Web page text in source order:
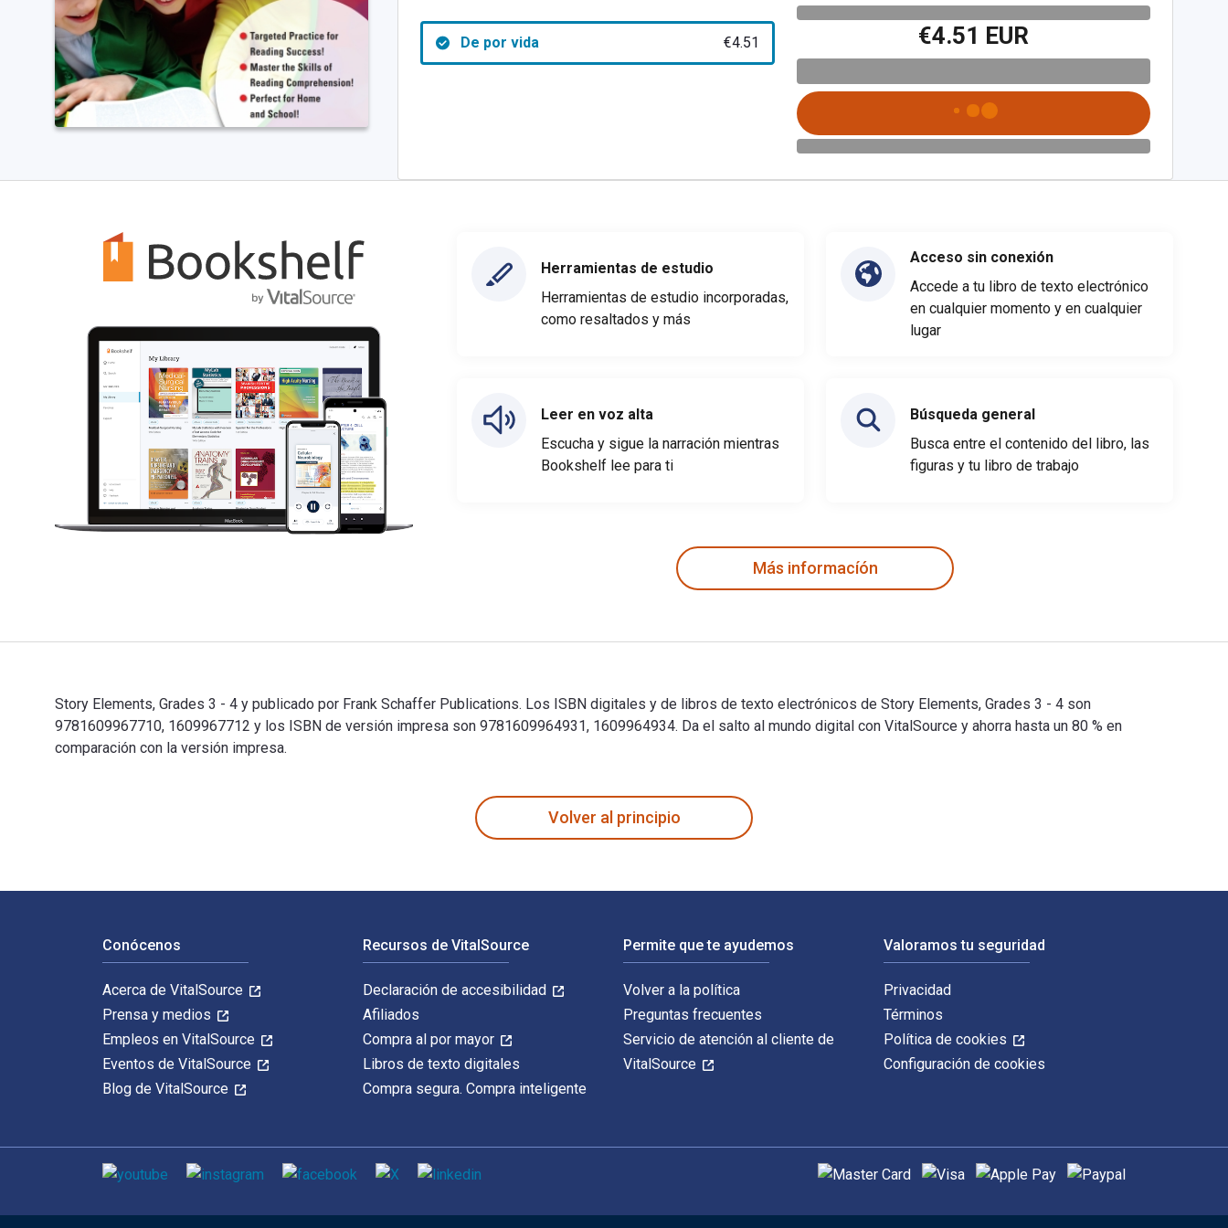
De por vida €4.51 €4.51 EUR
Herramientas de estudio
Herramientas de estudio incorporadas,
como resaltados y más
Leer en voz alta
Escucha y sigue la narración mientras
Bookshelf lee para ti
Acceso sin conexión
Accede a tu libro de texto electrónico
en cualquier momento y en cualquier
lugar
Búsqueda general
Busca entre el contenido del libro, las
figuras y tu libro de trabajo
Más informacíón
Story Elements, Grades 3 - 4 y publicado por Frank Schaffer Publications. Los ISBN digitales y de libros de texto electrónicos de Story Elements, Grades 3 - 4 son
9781609967710, 1609967712 y los ISBN de versión impresa son 9781609964931, 1609964934. Da el salto al mundo digital con VitalSource y ahorra hasta un 80 % en
comparación con la versión impresa.
Volver al principio
Conócenos
Acerca de VitalSource
Prensa y medios
Empleos en VitalSource
Eventos de VitalSource
Blog de VitalSource
Recursos de VitalSource
Declaración de accesibilidad
Afiliados
Compra al por mayor
Libros de texto digitales
Compra segura. Compra inteligente
Permite que te ayudemos
Volver a la política
Preguntas frecuentes
Servicio de atención al cliente de
VitalSource
Valoramos tu seguridad
Privacidad
Términos
Política de cookies
Configuración de cookies
Medios de comunicación social Métodos de pago admitidos